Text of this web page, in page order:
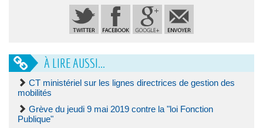
À LIRE AUSSI...
CT ministériel sur les lignes directrices de gestion des
mobilités
Grève du jeudi 9 mai 2019 contre la "loi Fonction
Publique"